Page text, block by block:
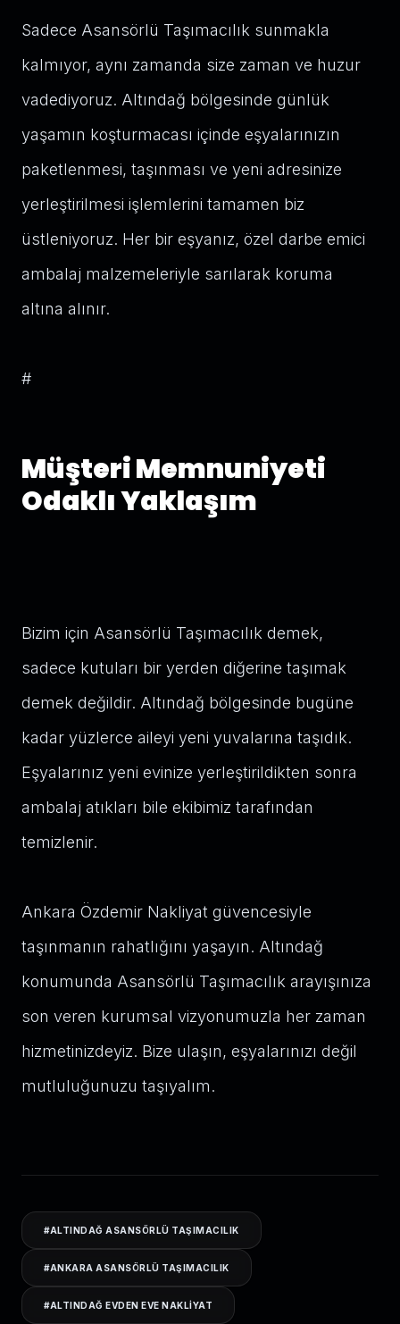
Sadece Asansörlü Taşımacılık sunmakla
kalmıyor, aynı zamanda size zaman ve huzur
vadediyoruz. Altındağ bölgesinde günlük
yaşamın koşturmacası içinde eşyalarınızın
paketlenmesi, taşınması ve yeni adresinize
yerleştirilmesi işlemlerini tamamen biz
üstleniyoruz. Her bir eşyanız, özel darbe emici
ambalaj malzemeleriyle sarılarak koruma
altına alınır.
#
Müşteri Memnuniyeti
Odaklı Yaklaşım
Bizim için Asansörlü Taşımacılık demek,
sadece kutuları bir yerden diğerine taşımak
demek değildir. Altındağ bölgesinde bugüne
kadar yüzlerce aileyi yeni yuvalarına taşıdık.
Eşyalarınız yeni evinize yerleştirildikten sonra
ambalaj atıkları bile ekibimiz tarafından
temizlenir.
Ankara Özdemir Nakliyat güvencesiyle
taşınmanın rahatlığını yaşayın. Altındağ
konumunda Asansörlü Taşımacılık arayışınıza
son veren kurumsal vizyonumuzla her zaman
hizmetinizdeyiz. Bize ulaşın, eşyalarınızı değil
mutluluğunuzu taşıyalım.
#ALTINDAĞ ASANSÖRLÜ TAŞIMACILIK
#ANKARA ASANSÖRLÜ TAŞIMACILIK
#ALTINDAĞ EVDEN EVE NAKLIYAT